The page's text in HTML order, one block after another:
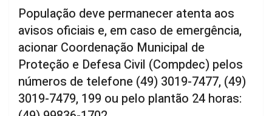
avisos oficiais e, em caso de emergência,
acionar Coordenação Municipal de
Proteção e Defesa Civil (Compdec) pelos
números de telefone (49) 3019-7477, (49)
3019-7479, 199 ou pelo plantão 24 horas:
(49) 99836-1702